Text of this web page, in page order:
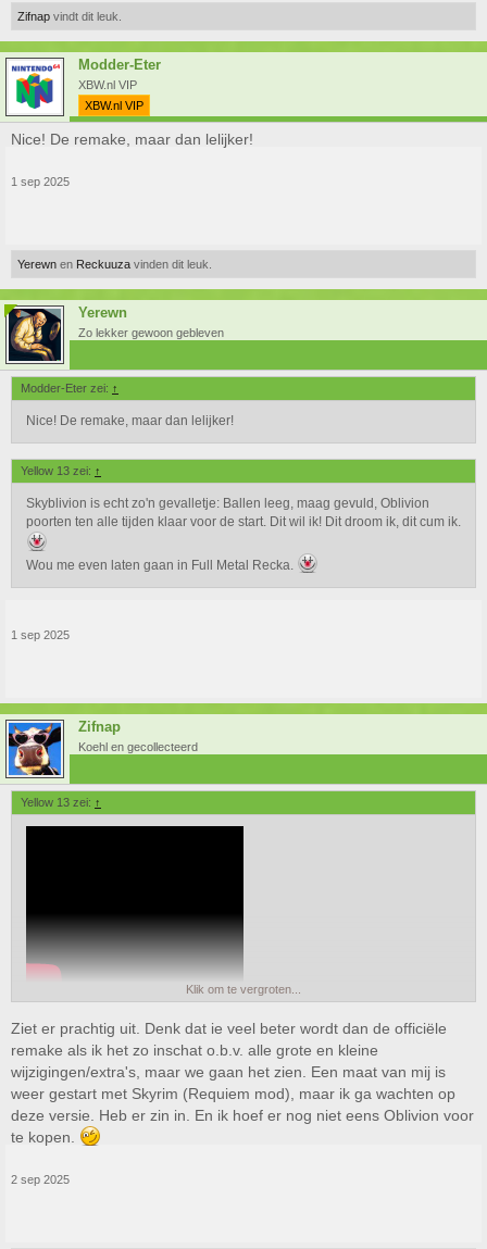
Zifnap vindt dit leuk.
Modder-Eter
XBW.nl VIP
XBW.nl VIP
Nice! De remake, maar dan lelijker!
1 sep 2025
Yerewn en Reckuuza vinden dit leuk.
Yerewn
Zo lekker gewoon gebleven
Modder-Eter zei: ↑
Nice! De remake, maar dan lelijker!
Yellow 13 zei: ↑
Skyblivion is echt zo'n gevalletje: Ballen leeg, maag gevuld, Oblivion
poorten ten alle tijden klaar voor de start. Dit wil ik! Dit droom ik, dit cum ik.
Wou me even laten gaan in Full Metal Recka.
1 sep 2025
Zifnap
Koehl en gecollecteerd
Yellow 13 zei: ↑
Klik om te vergroten...
Ziet er prachtig uit. Denk dat ie veel beter wordt dan de officiële
remake als ik het zo inschat o.b.v. alle grote en kleine
wijzigingen/extra's, maar we gaan het zien. Een maat van mij is
weer gestart met Skyrim (Requiem mod), maar ik ga wachten op
deze versie. Heb er zin in. En ik hoef er nog niet eens Oblivion voor
te kopen.
2 sep 2025